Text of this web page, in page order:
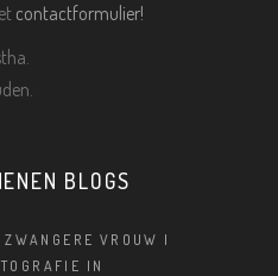
contactformulier!
BLOGS
VROUW |
IN